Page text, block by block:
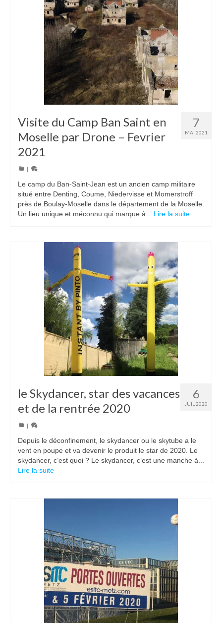
7
MAI 2021
Visite du Camp Ban Saint en
Moselle par Drone – Fevrier
2021
|
Le camp du Ban-Saint-Jean est un ancien camp militaire
situé entre Denting, Coume, Niedervisse et Momerstroff
près de Boulay-Moselle dans le département de la Moselle.
Un lieu unique et méconnu qui marque à... Lire la suite
6
JUIL 2020
le Skydancer, star des vacances
et de la rentrée 2020
|
Depuis le déconfinement, le skydancer ou le skytube a le
vent en poupe et va devenir le produit le star de 2020. Le
skydancer, c’est quoi ? Le skydancer, c’est une manche à...
Lire la suite